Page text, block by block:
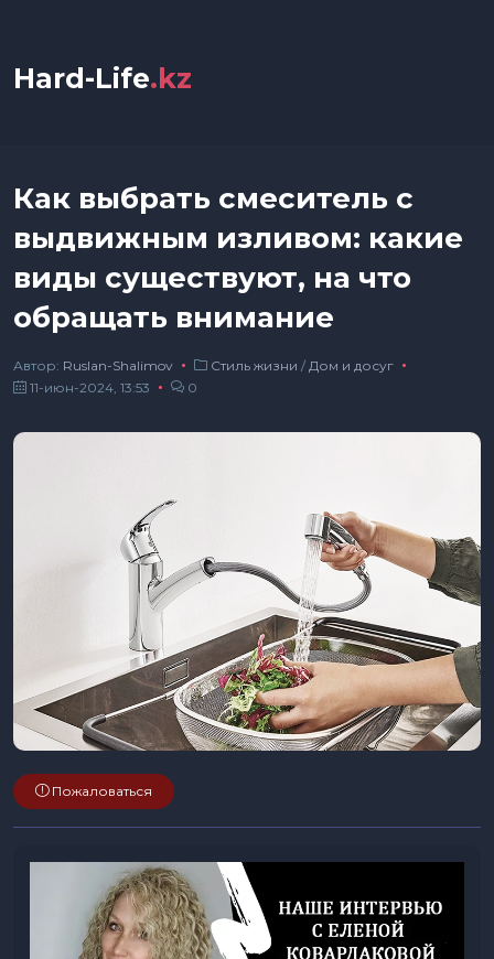
Hard-Life.kz
Как выбрать смеситель с
выдвижным изливом: какие
виды существуют, на что
обращать внимание
Автор: Ruslan-Shalimov Стиль жизни / Дом и досуг
11-июн-2024, 13:53
0
Пожаловаться